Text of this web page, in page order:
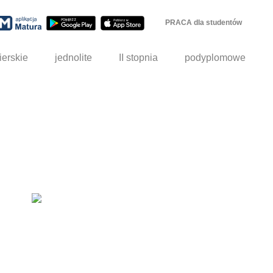
PRACA dla studentów
jednolite II stopnia podyplomowe